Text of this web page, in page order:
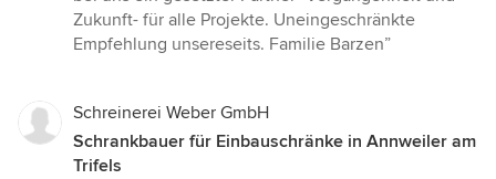
Zukunft- für alle Projekte. Uneingeschränkte
Empfehlung unsereseits. Familie Barzen”
Schreinerei Weber GmbH
Schrankbauer für Einbauschränke in Annweiler am
Trifels